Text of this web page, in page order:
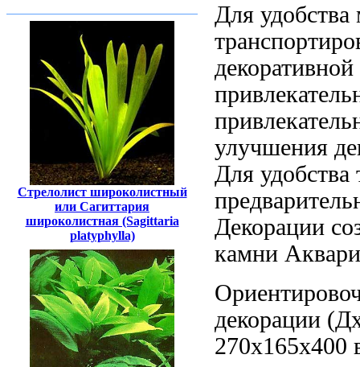
Стрелолист широколистный
или Сагиттария
широколистная (Sagittaria
platyphylla)
Для удобства
декоративной
улучшения
Для удобства
Декорации
камни
декорации
270х165х400